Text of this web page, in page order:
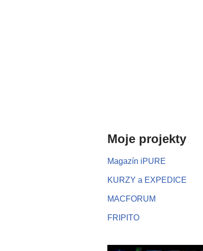
Moje projekty
Magazín iPURE
KURZY a EXPEDICE
MACFORUM
FRIPITO